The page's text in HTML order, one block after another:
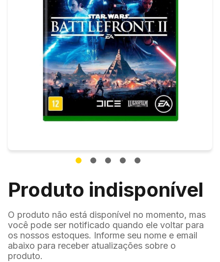
Produto indisponível
O produto não está disponível no momento, mas
você pode ser notificado quando ele voltar para
os nossos estoques. Informe seu nome e email
abaixo para receber atualizações sobre o
produto.